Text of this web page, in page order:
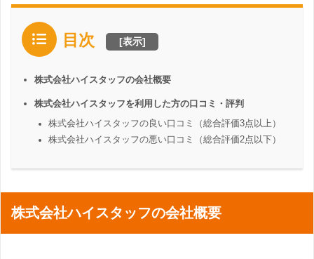
目次 [表示]
株式会社ハイスタッフの会社概要
株式会社ハイスタッフを利用した方の口コミ・評判
株式会社ハイスタッフの良い口コミ（総合評価3点以上）
株式会社ハイスタッフの悪い口コミ（総合評価2点以下）
株式会社ハイスタッフの会社概要